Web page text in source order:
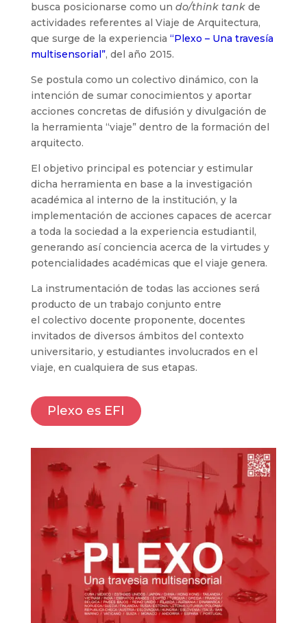
busca posicionarse como un do/think tankde
actividades referentes al Viaje de Arquitectura,
que surge de la experiencia “Plexo – Una travesía
multisensorial”, del año 2015.
Se postula como un colectivo dinámico, con la
intención de sumar conocimientos y aportar
acciones concretas de difusión y divulgación de
la herramienta “viaje” dentro de la formación del
arquitecto.
El objetivo principal es potenciar y estimular
dicha herramienta en base a la investigación
académica al interno de la institución, y la
implementación de acciones capaces de acercar
a toda la sociedad a la experiencia estudiantil,
generando así conciencia acerca de la virtudes y
potencialidades académicas que el viaje genera.
La instrumentación de todas las acciones será
producto de un trabajo conjunto entre
el colectivo docente proponente, docentes
invitados de diversos ámbitos del contexto
universitario, y estudiantes involucrados en el
viaje, en cualquiera de sus etapas.
Plexo es EFI